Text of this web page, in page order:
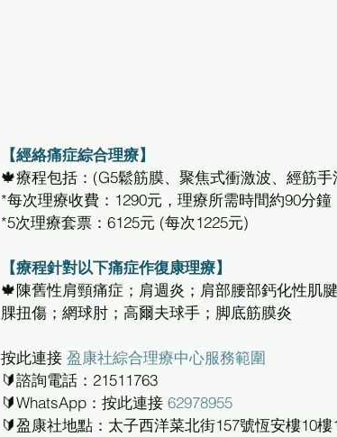
【經絡痛症綜合理療】
🍁療程包括：(G5鬆筋膜、聚焦式衝激波、經筋
*每次理療收費：1290元，理療所需時間約90分鐘
*5次理療套票：6125元 (每次1225元)
【療程針對以下痛症作復康理療】
🍁陳舊性肩頸痛症；肩週炎；肩部腰部鈣化性肌
腂扭傷；網球肘；高爾夫球手；脚底筋膜炎
按此連接 盈康社綜合理療中心服務範圍
🔰諮詢電話：21511763
🔰WhatsApp：按此連接 62978955
🔰盈康社地點：太子西洋菜北街157號恆安樓10